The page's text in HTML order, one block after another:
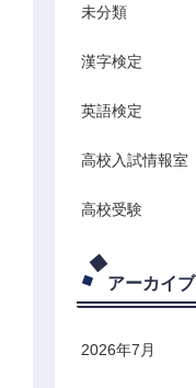
未分類
漢字検定
英語検定
高校入試情報室
高校受験
アーカイブ
2026年7月